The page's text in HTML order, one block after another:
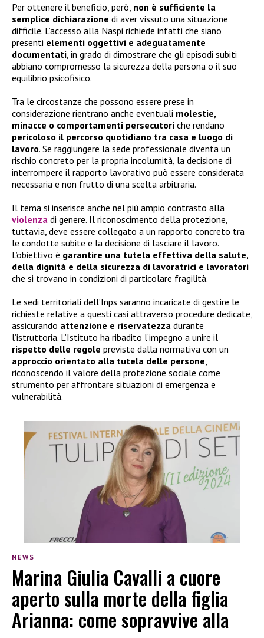
Per ottenere il beneficio, però, non è sufficiente la
semplice dichiarazione di aver vissuto una situazione
difficile. L’accesso alla Naspi richiede infatti che siano
presenti elementi oggettivi e adeguatamente
documentati , in grado di dimostrare che gli episodi subiti
abbiano compromesso la sicurezza della persona o il suo
equilibrio psicofisico.
Tra le circostanze che possono essere prese in
considerazione rientrano anche eventuali molestie,
minacce o comportamenti persecutori che rendano
pericoloso il percorso quotidiano tra casa e luogo di
lavoro. Se raggiungere la sede professionale diventa un
rischio concreto per la propria incolumità, la decisione di
interrompere il rapporto lavorativo può essere considerata
necessaria e non frutto di una scelta arbitraria.
Il tema si inserisce anche nel più ampio contrasto alla
violenza di genere. Il riconoscimento della protezione,
tuttavia, deve essere collegato a un rapporto concreto tra
le condotte subite e la decisione di lasciare il lavoro.
L’obiettivo è garantire una tutela effettiva della salute,
della dignità e della sicurezza di lavoratrici e lavoratori
che si trovano in condizioni di particolare fragilità.
Le sedi territoriali dell’Inps saranno incaricate di gestire le
richieste relative a questi casi attraverso procedure dedicate,
assicurando attenzione e riservatezza durante
l’istruttoria. L’Istituto ha ribadito l’impegno a unire il
rispetto delle regole previste dalla normativa con un
approccio orientato alla tutela delle persone
riconoscendo il valore della protezione sociale come
strumento per affrontare situazioni di emergenza e
vulnerabilità.
NEWS
Marina Giulia Cavalli a cuore
aperto sulla morte della figlia
Arianna: come sopravvive alla